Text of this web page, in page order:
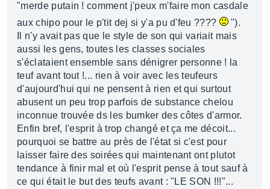
"merde putain ! comment j'peux m'faire mon casdale
aux chipo pour le p'tit dej si y'a pu d'feu ????
").
Il n'y avait pas que le style de son qui variait mais
aussi les gens, toutes les classes sociales
s'éclataient ensemble sans dénigrer personne ! la
teuf avant tout !... rien à voir avec les teufeurs
d'aujourd'hui qui ne pensent à rien et qui surtout
abusent un peu trop parfois de substance chelou
inconnue trouvée ds les bumker des côtes d'armor.
Enfin bref, l'esprit à trop changé et ça me décoit...
pourquoi se battre au près de l'état si c'est pour
laisser faire des soirées qui maintenant ont plutot
tendance à finir mal et où l'esprit pense à tout sauf à
ce qui était le but des teufs avant : "LE SON !!!"...